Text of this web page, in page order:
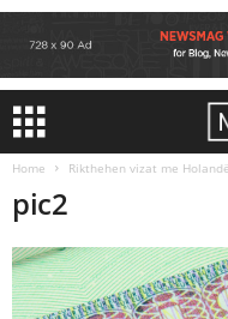
Home Rikthehen vizat me
pic2